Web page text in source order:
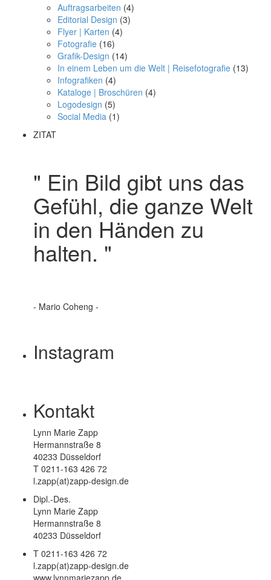
Auftragsarbeiten (4)
Editorial Design (3)
Flyer | Karten (4)
Fotografie (16)
Grafik-Design (14)
In einem Leben um die Welt | Reisefotografie (13)
Infografiken (4)
Kataloge | Broschüren (4)
Logodesign (5)
Social Media (1)
ZITAT
" Ein Bild gibt uns das
Gefühl, die ganze Welt
in den Händen zu
halten. "
- Mario Coheng -
Instagram
Kontakt
Lynn Marie Zapp
Hermannstraße 8
40233 Düsseldorf
T 0211-163 426 72
l.zapp(at)zapp-design.de
Dipl.-Des.
Lynn Marie Zapp
Hermannstraße 8
40233 Düsseldorf
T 0211-163 426 72
l.zapp(at)zapp-design.de
www.lynnmariezapp.de